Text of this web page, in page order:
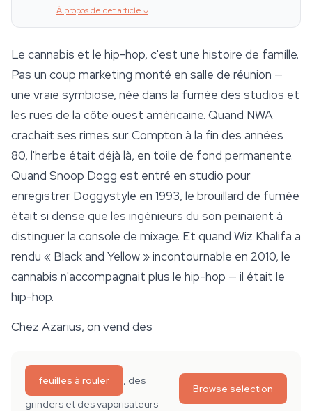
À propos de cet article ↓
Le cannabis et le hip-hop, c'est une histoire de famille.
Pas un coup marketing monté en salle de réunion —
une vraie symbiose, née dans la fumée des studios et
les rues de la côte ouest américaine. Quand NWA
crachait ses rimes sur Compton à la fin des années
80, l'herbe était déjà là, en toile de fond permanente.
Quand Snoop Dogg est entré en studio pour
enregistrer Doggystyle en 1993, le brouillard de fumée
était si dense que les ingénieurs du son peinaient à
distinguer la console de mixage. Et quand Wiz Khalifa a
rendu « Black and Yellow » incontournable en 2010, le
cannabis n'accompagnait plus le hip-hop — il était le
hip-hop.
Chez Azarius, on vend des
feuilles à rouler
, des
grinders et des vaporisateurs
Browse selection